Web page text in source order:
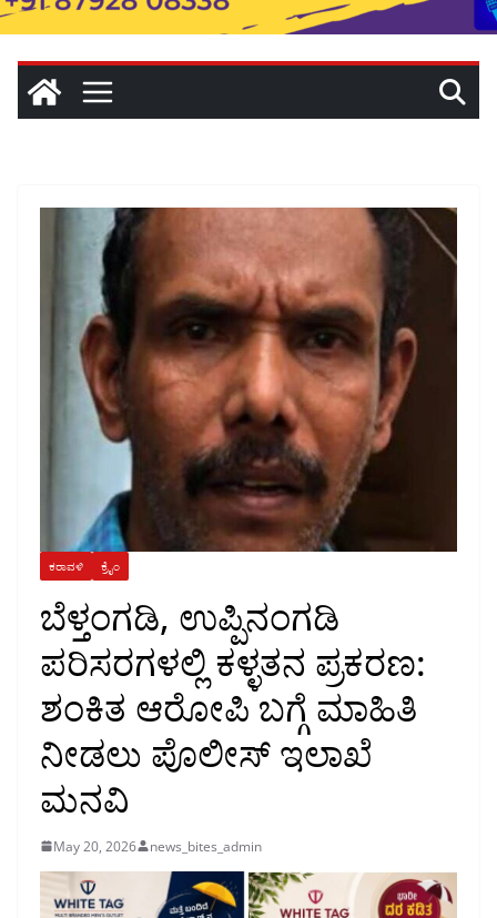
ಕರಾವಳಿ ಕ್ರೈಂ
ಬೆಳ್ತಂಗಡಿ, ಉಪ್ಪಿನಂಗಡಿ
ಪರಿಸರಗಳಲ್ಲಿ ಕಳ್ಳತನ ಪ್ರಕರಣ:
ಶಂಕಿತ ಆರೋಪಿ ಬಗ್ಗೆ ಮಾಹಿತಿ
ನೀಡಲು ಪೊಲೀಸ್ ಇಲಾಖೆ
ಮನವಿ
May 20, 2026 news_bites_admin